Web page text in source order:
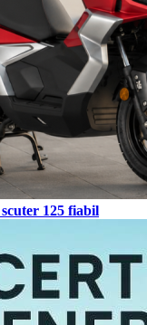
125 fiabil